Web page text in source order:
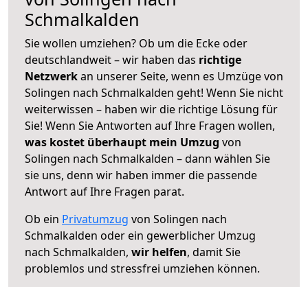
Schmalkalden
Sie wollen umziehen? Ob um die Ecke oder
deutschlandweit – wir haben das richtige
Netzwerkan unserer Seite, wenn es Umzüge von
Solingen nach Schmalkalden geht! Wenn Sie nicht
weiterwissen – haben wir die richtige Lösung für
Sie! Wenn Sie Antworten auf Ihre Fragen wollen,
was kostet überhaupt mein Umzug von
Solingen nach Schmalkalden – dann wählen Sie
sie uns, denn wir haben immer die passende
Antwort auf Ihre Fragen parat.
Ob ein Privatumzug von Solingen nach
Schmalkalden oder ein gewerblicher Umzug
nach Schmalkalden, wir helfen, damit Sie
problemlos und stressfrei umziehen können.